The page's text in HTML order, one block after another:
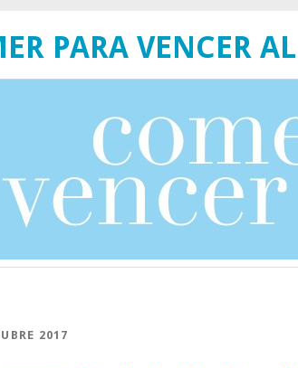
PARA VENCER
2017